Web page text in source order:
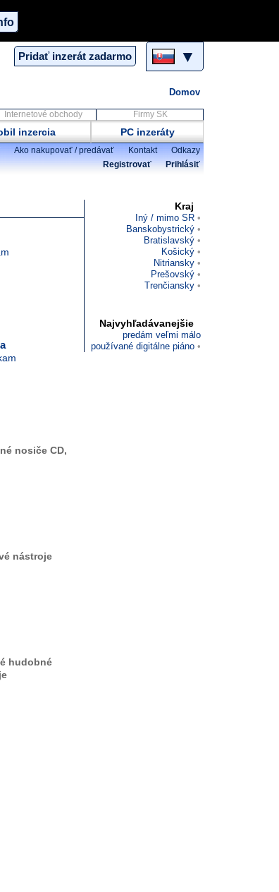
Pridať inzerát zadarmo ▼
Domov
Internetové obchody Firmy SK
inzercia PC inzeráty
Ako nakupovať / predávať Kontakt
Odkazy
Registrovať
Prihlásiť
nosiče CD,
nástroje
hudobné
Kraj
Iný / mimo SR
Banskobystrický
Bratislavský
Košický
Nitriansky
Prešovský
Trenčiansky
Najvyhľadávanejšie
predám veľmi málo
používané digitálne piáno